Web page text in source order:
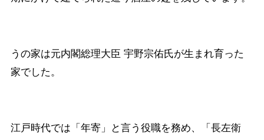
うの家は元内閣総理大臣 宇野宗佑氏が生まれ育った
家でした。
江戸時代では「年寄」と言う役職を務め、「長左衛